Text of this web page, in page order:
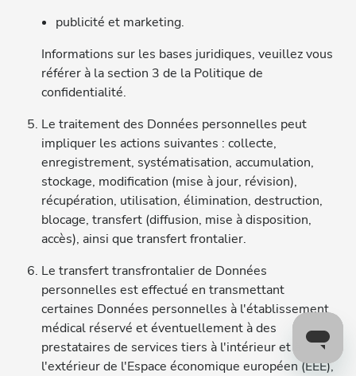
publicité et marketing.
Informations sur les bases juridiques, veuillez vous
référer à la section 3 de la Politique de
confidentialité.
Le traitement des Données personnelles peut
impliquer les actions suivantes : collecte,
enregistrement, systématisation, accumulation,
stockage, modification (mise à jour, révision),
récupération, utilisation, élimination, destruction,
blocage, transfert (diffusion, mise à disposition,
accès), ainsi que transfert frontalier.
Le transfert transfrontalier de Données
personnelles est effectué en transmettant
certaines Données personnelles à l'établissement
médical réservé et éventuellement à des
prestataires de services tiers à l'intérieur et à
l'extérieur de l'Espace économique européen (EEE),